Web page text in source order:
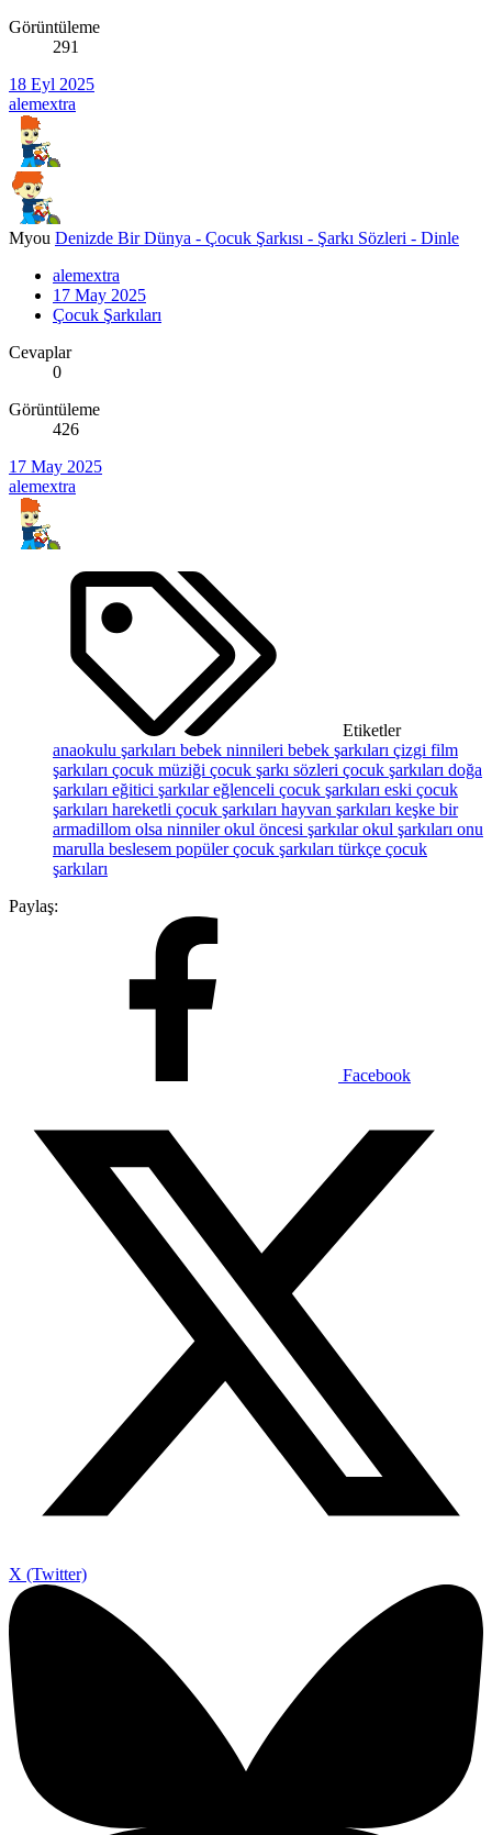
Görüntüleme
291
18 Eyl 2025
alemextra
Myou Denizde Bir Dünya - Çocuk Şarkısı - Şarkı Sözleri - Dinle
alemextra
17 May 2025
Çocuk Şarkıları
Cevaplar
0
Görüntüleme
426
17 May 2025
alemextra
Etiketler
anaokulu şarkıları bebek ninnileri bebek şarkıları çizgi film
şarkıları çocuk müziği çocuk şarkı sözleri çocuk şarkıları doğa
şarkıları eğitici şarkılareğlenceli çocuk şarkıları eski çocuk
şarkıları hareketli çocuk şarkıları hayvan şarkıları keşke bir
armadillom olsa ninnilerokul öncesi şarkılarokul şarkıları onu
marulla beslesem popüler çocuk şarkıları türkçe çocuk
şarkıları
Paylaş:
Facebook
X (Twitter)